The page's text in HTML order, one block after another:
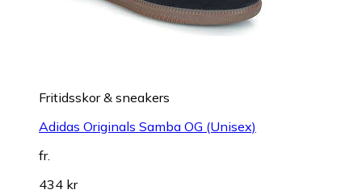
Fritidsskor & sneakers
Adidas Originals Samba OG (Unisex)
fr.
434 kr